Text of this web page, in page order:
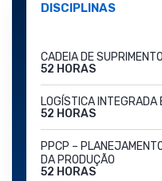
DISCIPLINAS
CADEIA DE
52 HORAS
LOGÍSTICA INTEGRADA
52 HORAS
PPCP –
DA PRODUÇÃO
52 HORAS